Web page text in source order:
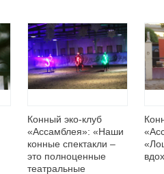
Конный эко-клуб
«Ассамблея»: «Наши
конные спектакли –
это полноценные
театральные